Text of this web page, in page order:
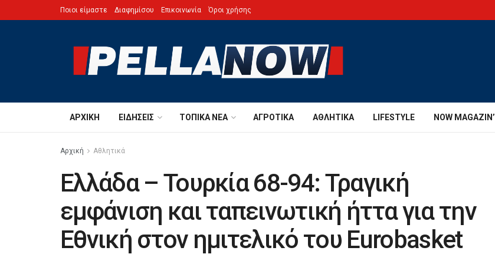
Ποιοι είμαστε Διαφημίσου Επικοινωνία Όροι χρήσης
ΑΡΧΙΚΉ ΕΙΔΉΣΕΙΣ ΤΟΠΙΚΆ ΝΈΑ ΑΓΡΟΤΙΚΆ ΑΘΛΗΤΙΚΆ LIFESTYLE NOW MAGAZIN’
Αρχική Αθλητικά
Ελλάδα – Τουρκία 68-94: Τραγική
εμφάνιση και ταπεινωτική ήττα για την
Εθνική στον ημιτελικό του Eurobasket